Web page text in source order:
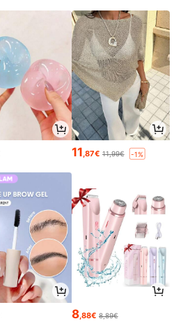
11 ,87€ 11,99€ -1%
8,88€ 8,89€